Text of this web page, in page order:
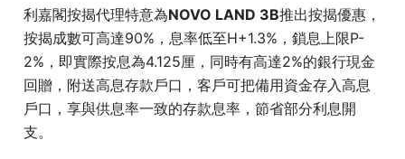
利嘉閣按揭代理特意為NOVO LAND 3B推出按揭優惠，
按揭成數可高達90%，息率低至H+1.3%，鎖息上限P-
2%，即實際按息為4.125厘，同時有高達2%的銀行現金
回贈，附送高息存款戶口，客戶可把備用資金存入高息
戶口，享與供息率一致的存款息率，節省部分利息開
支。